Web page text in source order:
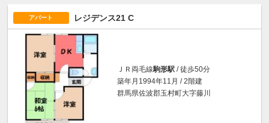
アパート レジデンス21 C
ＪＲ両毛線駒形駅 / 徒歩50分
築年月1994年11月 / 2階建
群馬県佐波郡玉村町大字藤川